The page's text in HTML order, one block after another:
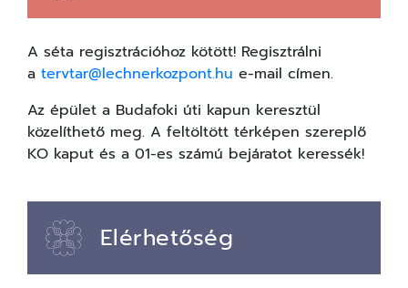
A séta regisztrációhoz kötött! Regisztrálni
a tervtar@lechnerkozpont.hu e-mail címen.
Az épület a Budafoki úti kapun keresztül
közelíthető meg. A feltöltött térképen szereplő
KO kaput és a 01-es számú bejáratot keressék!
Elérhetőség